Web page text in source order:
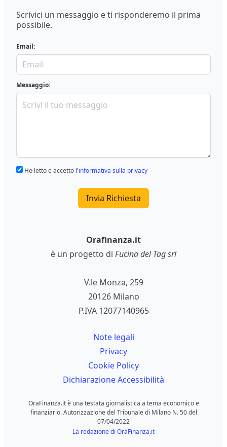
Scrivici un messaggio e ti risponderemo il prima
possibile.
Email:
Messaggio:
Ho letto e accetto l'informativa sulla privacy
Invia Richiesta
Orafinanza.it
è un progetto di Fucina del Tag srl
V.le Monza, 259
20126 Milano
P.IVA 12077140965
Note legali
Privacy
Cookie Policy
Dichiarazione Accessibilità
OraFinanza.it è una testata giornalistica a tema economico e
finanziario. Autorizzazione del Tribunale di Milano N. 50 del
07/04/2022
La redazione di OraFinanza.it